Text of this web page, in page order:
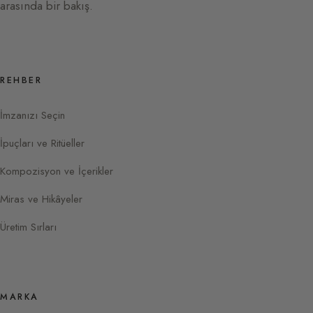
arasında bir bakış.
REHBER
İmzanızı Seçin
İpuçları ve Ritüeller
Kompozisyon ve İçerikler
Miras ve Hikâyeler
Üretim Sırları
MARKA